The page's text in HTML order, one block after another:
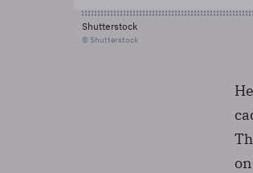
Shutterstock
© Shutterstock